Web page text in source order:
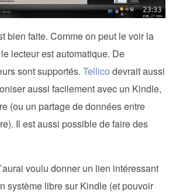
bien faite. Comme on peut le voir la
lecteur est automatique. De
sont supportés. Tellico devrait aussi
aussi facilement avec un Kindle,
(ou un partage de données entre
Il est aussi possible de faire des
voulu donner un lien intéressant
système libre sur Kindle (et pouvoir